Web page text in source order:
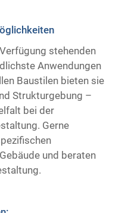
stehenden
Anwendungen
Baustilen bieten sie
Strukturgebung –
bei der
Gerne
und beraten